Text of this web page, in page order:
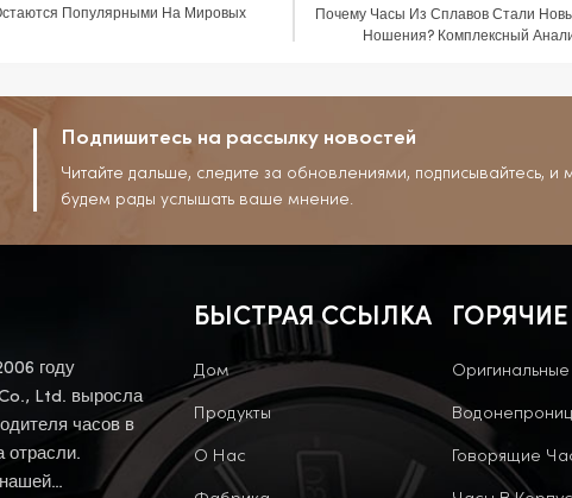
Популярными На Мировых
Почему Часы Из Сплавов Стали
Ношения? Комплексный
Подпишитесь на рассылку новостей
Читайте дальше, следите за обновлениями, подписывайтесь, и
будем рады услышать ваше мнение.
году
Ltd. выросла
часов в
отрасли.
БЫСТРАЯ ССЫЛКА
Дом
Продукты
О Нас
ГОРЯЧИЕ
Говорящие